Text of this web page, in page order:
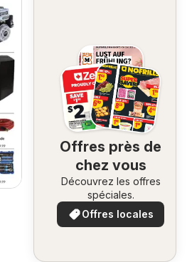
Offres près de
chez vous
Découvrez les offres
spéciales.
Offres locales